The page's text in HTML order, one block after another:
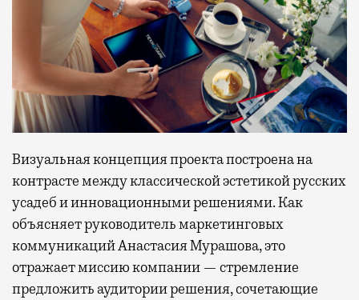
Визуальная концепция проекта построена на
контрасте между классической эстетикой русских
усадеб и инновационными решениями. Как
объясняет руководитель маркетинговых
коммуникаций Анастасия Мурашова, это
отражает миссию компании — стремление
предложить аудитории решения, сочетающие